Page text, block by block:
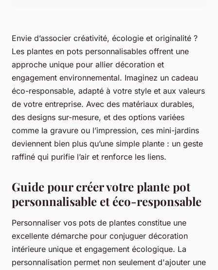
Envie d’associer créativité, écologie et originalité ?
Les plantes en pots personnalisables offrent une
approche unique pour allier décoration et
engagement environnemental. Imaginez un cadeau
éco-responsable, adapté à votre style et aux valeurs
de votre entreprise. Avec des matériaux durables,
des designs sur-mesure, et des options variées
comme la gravure ou l’impression, ces mini-jardins
deviennent bien plus qu’une simple plante : un geste
raffiné qui purifie l’air et renforce les liens.
Guide pour créer votre plante pot
personnalisable et éco-responsable
Personnaliser vos pots de plantes constitue une
excellente démarche pour conjuguer décoration
intérieure unique et engagement écologique. La
personnalisation permet non seulement d'ajouter une